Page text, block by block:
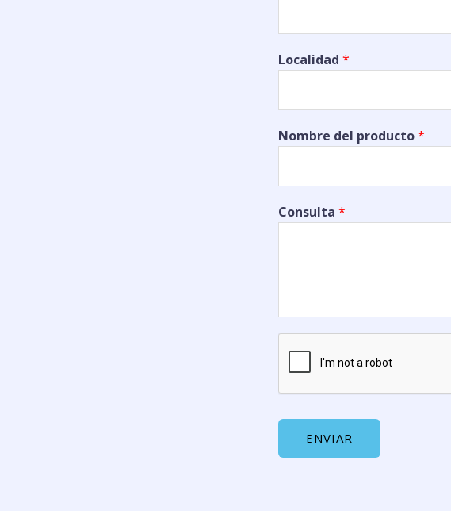
Localidad *
Nombre del producto*
Consulta *
ENVIAR